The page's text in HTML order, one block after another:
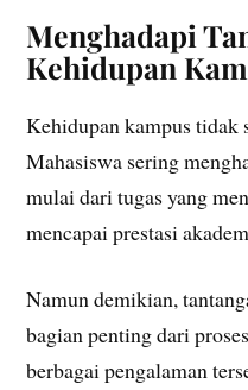
Menghadapi
Kehidupan
Kehidupan kampus tidak
Mahasiswa sering
mulai dari tugas yang
mencapai prestasi
Namun demikian,
bagian penting dari
berbagai pengalaman